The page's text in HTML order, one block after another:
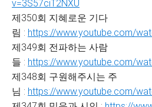
v=3S57ciT2NXU
제350회 지혜로운 기다
림 : https://www.youtube.com/
제349회 전파하는 사람
들 : https://www.youtube.com/
제348회 구원해주시는 주
님 : https://www.youtube.com/